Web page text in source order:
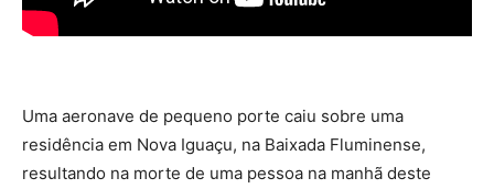
Uma aeronave de pequeno porte caiu sobre uma
residência em Nova Iguaçu, na Baixada Fluminense,
resultando na morte de uma pessoa na manhã deste